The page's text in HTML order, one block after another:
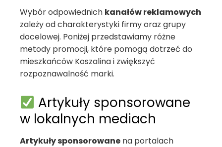
Wybór odpowiednich kanałów reklamowych
zależy od charakterystyki firmy oraz grupy
docelowej. Poniżej przedstawiamy różne
metody promocji, które pomogą dotrzeć do
mieszkańców Koszalina i zwiększyć
rozpoznawalność marki.
Artykuły sponsorowane
w lokalnych mediach
Artykuły sponsorowane na portalach